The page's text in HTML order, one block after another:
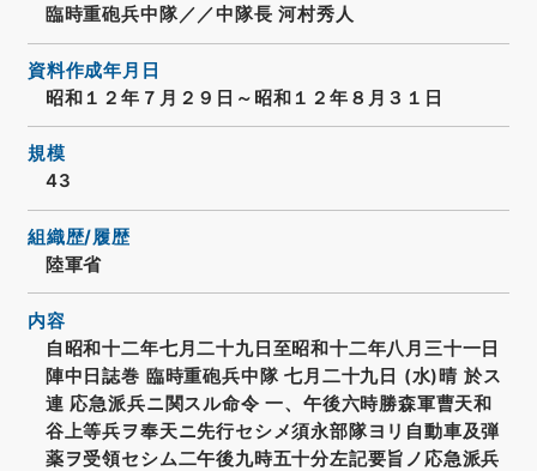
臨時重砲兵中隊／／中隊長 河村秀人
資料作成年月日
昭和１２年７月２９日～昭和１２年８月３１日
規模
43
組織歴/履歴
陸軍省
内容
自昭和十二年七月二十九日至昭和十二年八月三十一日
陣中日誌巻 臨時重砲兵中隊 七月二十九日 (水)晴 於ス
連 応急派兵ニ関スル命令 一、午後六時勝森軍曹天和
谷上等兵ヲ奉天ニ先行セシメ須永部隊ヨリ自動車及弾
薬ヲ受領セシム二午後九時五十分左記要旨ノ応急派兵